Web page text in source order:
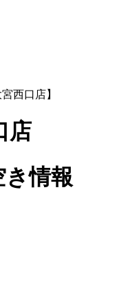
西口店】
店
き情報